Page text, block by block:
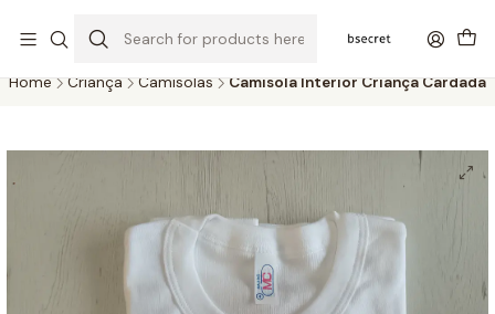
A 5 DIAS
Home Criança Camisolas Camisola Interior Criança Cardada